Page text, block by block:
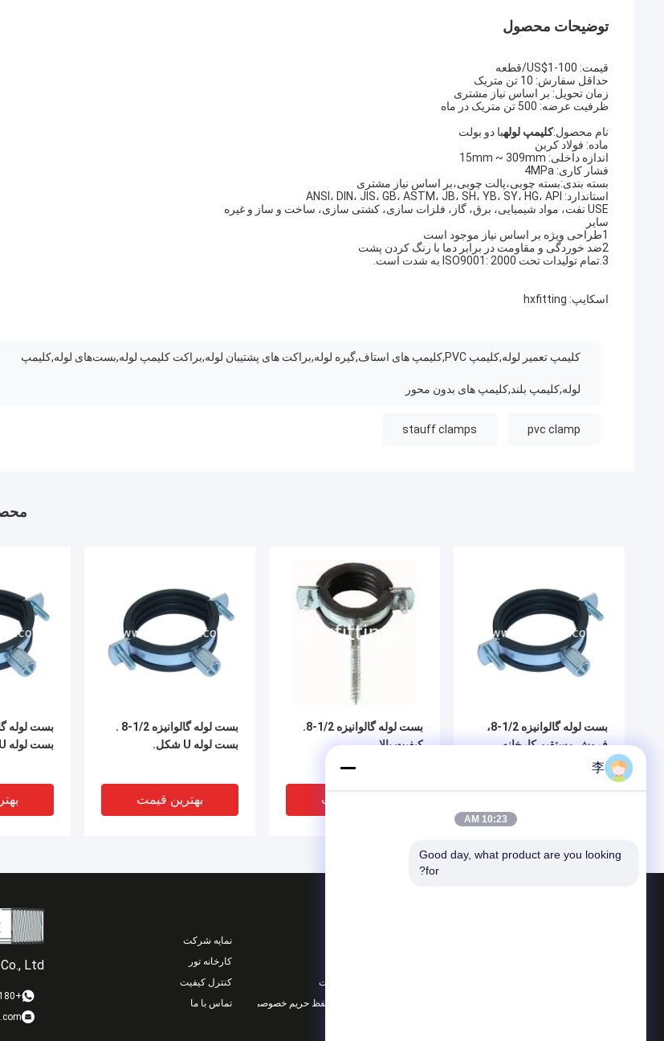
توضیحات محصول
قیمت: US$1-100/قطعه
حداقل سفارش: 10 تن متریک
زمان تحویل: بر اساس نیاز مشتری
ظرفیت عرضه: 500 تن متریک در ماه
نام محصول:کلیمپ لولهبا دو بولت
ماده: فولاد کربن
اندازه داخلی: 15mm ~ 309mm
فشار کاری: 4MPa
بسته بندی:بسته چوبی،پالت چوبی،بر اساس نیاز مشتری
استاندارد: ANSI، DIN، JIS، GB، ASTM، JB، SH، YB، SY، HG، API
USE نفت، مواد شیمیایی، برق، گاز، فلزات سازی، کشتی سازی، ساخت و ساز و غیره
سایر
1طراحی ویژه بر اساس نیاز موجود است
2ضد خوردگی و مقاومت در برابر دما با رنگ کردن پشت
3.تمام تولیدات تحت ISO9001: 2000 به شدت است.
اسکایپ: hxfitting
کلیمپ تعمیر لوله,کلیمپ PVC,کلیمپ های استاف,گیره لوله,براکت های پشتیبان لوله,براکت کلیمپ لوله,بست‌های لوله,کلیمپ
لوله,کلیمپ بلند,کلیمپ های بدون محور
pvc clamp
stauff clamps
بست لوله U شکل.
بست لوله گالوانیزه 1/2-8 .
بست لوله U شکل.
بهترین قیمت
بست لوله گالوانیزه 1/2-8.
کیفیت بالا
بهترین قیمت
بست لوله گالوانیزه 1/2-8،
فروش مستقیم کارخانه.
1/2-8 گالوانیزه U لوله کلیمپ
Ltd.
+8615831701180
نمایه شرکت
کارخانه تور
کنترل کیفیت
تماس با ما
نقشه سایت
سیاست حفظ حریم خصوصی
李
10:23 AM
Good day, what product are you looking
for?